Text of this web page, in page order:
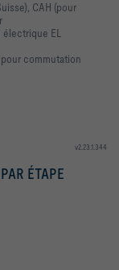
CAH (pour
EL
commutation
v2.23.1.344
ÉTAPE